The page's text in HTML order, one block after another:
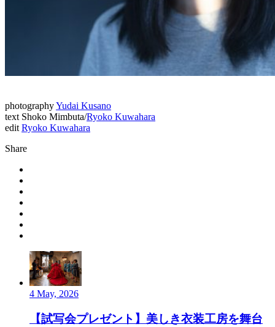
photographyYudai Kusano
text Shoko Mimbuta/Ryoko Kuwahara
edit Ryoko Kuwahara
Share
4 May, 2026
【試写会プレゼント】美しき衣装工房を舞台